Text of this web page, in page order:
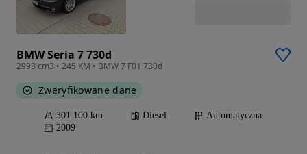
BMW Seria 7 730d
2993 cm3 • 245 KM • BMW 7 F01 730d
Zweryfikowane dane
301 100 km Diesel
Automatyczna
2009